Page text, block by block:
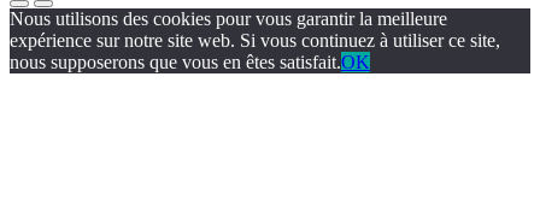
Nous utilisons des cookies pour vous garantir la meilleure
expérience sur notre site web. Si vous continuez à utiliser ce site,
nous supposerons que vous en êtes satisfait.OK